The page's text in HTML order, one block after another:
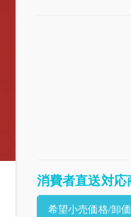
消費者直送対応
希望小売価格/卸